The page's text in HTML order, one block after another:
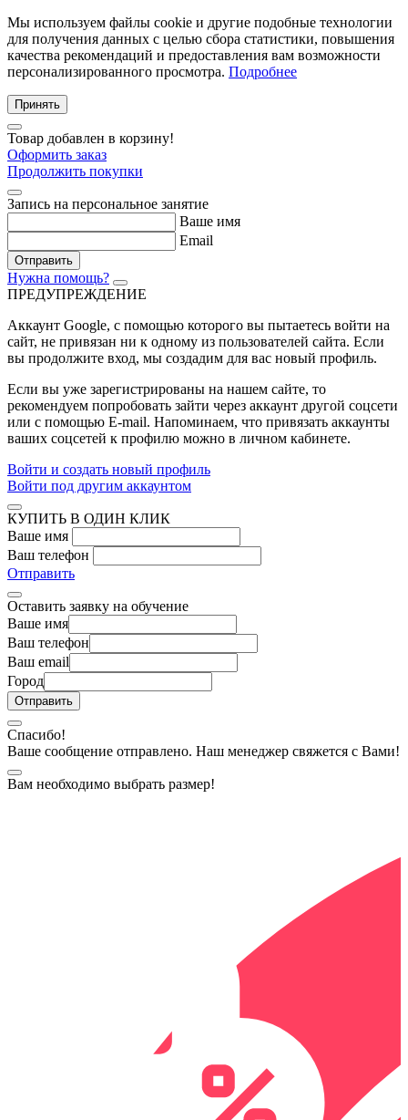
Мы используем файлы cookie и другие подобные технологии
для получения данных с целью сбора статистики, повышения
качества рекомендаций и предоставления вам возможности
персонализированного просмотра. Подробнее
Принять
Товар добавлен в корзину!
Оформить заказ
Продолжить покупки
Запись на персональное занятие
Ваше имя
Email
Отправить
Нужна помощь?
ПРЕДУПРЕЖДЕНИЕ
Аккаунт Google, с помощью которого вы пытаетесь войти на
сайт, не привязан ни к одному из пользователей сайта. Если
вы продолжите вход, мы создадим для вас новый профиль.
Если вы уже зарегистрированы на нашем сайте, то
рекомендуем попробовать зайти через аккаунт другой соцсети
или с помощью E-mail. Напоминаем, что привязать аккаунты
ваших соцсетей к профилю можно в личном кабинете.
Войти и создать новый профиль
Войти под другим аккаунтом
КУПИТЬ В ОДИН КЛИК
Ваше имя
Ваш телефон
Отправить
Оставить заявку на обучение
Ваше имя
Ваш телефон
Ваш email
Город
Спасибо!
Ваше сообщение отправлено. Наш менеджер свяжется с Вами!
Вам необходимо выбрать размер!